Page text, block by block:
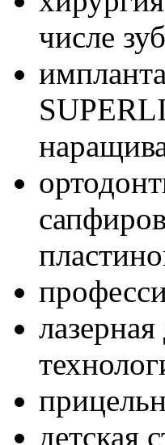
числе
детская